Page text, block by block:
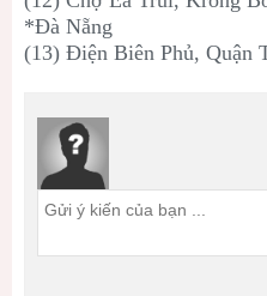
*Đà Nẵng
(13) Điện Biên Phủ, Quận